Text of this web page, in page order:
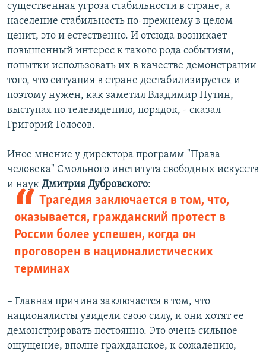
существенная угроза стабильности в стране, а
население стабильность по-прежнему в целом
ценит, это и естественно. И отсюда возникает
повышенный интерес к такого рода событиям,
попытки использовать их в качестве демонстрации
того, что ситуация в стране дестабилизируется и
поэтому нужен, как заметил Владимир Путин,
выступая по телевидению, порядок, - сказал
Григорий Голосов.
Иное мнение у директора программ "Права
человека" Смольного института свободных искусств
и наук Дмитрия Дубровского:
Трагедия заключается в том, что,
оказывается, гражданский протест в
России более успешен, когда он
проговорен в националистических
терминах
– Главная причина заключается в том, что
националисты увидели свою силу, и они хотят ее
демонстрировать постоянно. Это очень сильное
ощущение, вполне гражданское, к сожалению,